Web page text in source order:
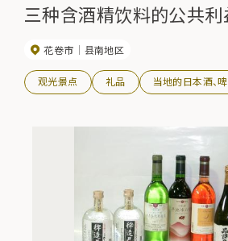
三种含酒精饮料的公共利
花卷市 县南地区
观光景点 礼品 当地的日本酒、